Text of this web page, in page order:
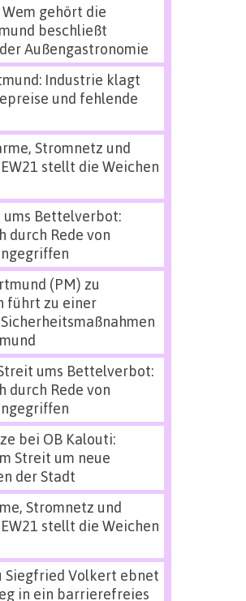
Wem gehört die
beschließt
Außengastronomie
Industrie klagt
und fehlende
Stromnetz und
stellt die Weichen
Bettelverbot:
durch Rede von
(PM) zu
führt zu einer
ums Bettelverbot:
durch Rede von
bei OB Kalouti:
Streit um neue
der Stadt
Stromnetz und
stellt die Weichen
Siegfried Volkert ebnet
in ein barrierefreies